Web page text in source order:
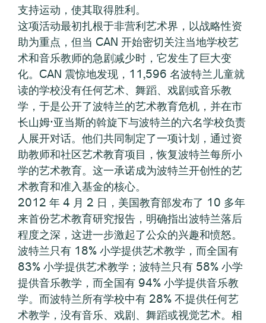
支持运动，使其取得胜利。
这项活动最初扎根于非营利艺术界，以战略性资
助为重点，但当 CAN 开始密切关注当地学校艺
术和音乐教师的急剧减少时，它发生了巨大变
化。CAN 震惊地发现，11,596 名波特兰儿童就
读的学校没有任何艺术、舞蹈、戏剧或音乐教
学，于是公开了波特兰的艺术教育危机，并在市
长山姆·亚当斯的斡旋下与波特兰的六名学校负责
人展开对话。他们共同制定了一项计划，通过资
助教师和社区艺术教育项目，恢复波特兰每所小
学的艺术教育。这一承诺成为波特兰开创性的艺
术教育和准入基金的核心。
2012 年 4 月 2 日，美国教育部发布了 10 多年
来首份艺术教育研究报告，明确指出波特兰落后
程度之深，这进一步激起了公众的兴趣和愤怒。
波特兰只有 18% 小学提供艺术教学，而全国有
83% 小学提供艺术教学；波特兰只有 58% 小学
提供音乐教学，而全国有 94% 小学提供音乐教
学。而波特兰所有学校中有 28% 不提供任何艺
术教学，没有音乐、戏剧、舞蹈或视觉艺术。相